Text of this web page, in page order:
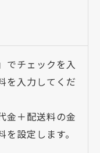
でチェックを入
を入力してくだ
金＋配送料の金
設定します。